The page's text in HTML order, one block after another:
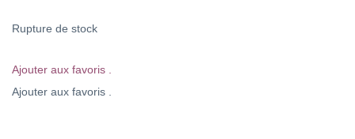
Rupture de stock
Ajouter aux favoris .
Ajouter aux favoris .